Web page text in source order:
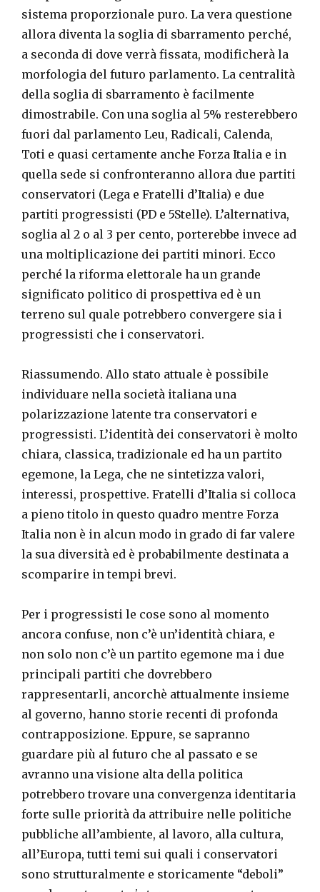
sistema proporzionale puro. La vera questione
allora diventa la soglia di sbarramento perché,
a seconda di dove verrà fissata, modificherà la
morfologia del futuro parlamento. La centralità
della soglia di sbarramento è facilmente
dimostrabile. Con una soglia al 5% resterebbero
fuori dal parlamento Leu, Radicali, Calenda,
Toti e quasi certamente anche Forza Italia e in
quella sede si confronteranno allora due partiti
conservatori (Lega e Fratelli d’Italia) e due
partiti progressisti (PD e 5Stelle). L’alternativa,
soglia al 2 o al 3 per cento, porterebbe invece ad
una moltiplicazione dei partiti minori. Ecco
perché la riforma elettorale ha un grande
significato politico di prospettiva ed è un
terreno sul quale potrebbero convergere sia i
progressisti che i conservatori.
Riassumendo. Allo stato attuale è possibile
individuare nella società italiana una
polarizzazione latente tra conservatori e
progressisti. L’identità dei conservatori è molto
chiara, classica, tradizionale ed ha un partito
egemone, la Lega, che ne sintetizza valori,
interessi, prospettive. Fratelli d’Italia si colloca
a pieno titolo in questo quadro mentre Forza
Italia non è in alcun modo in grado di far valere
la sua diversità ed è probabilmente destinata a
scomparire in tempi brevi.
Per i progressisti le cose sono al momento
ancora confuse, non c’è un’identità chiara, e
non solo non c’è un partito egemone ma i due
principali partiti che dovrebbero
rappresentarli, ancorchè attualmente insieme
al governo, hanno storie recenti di profonda
contrapposizione. Eppure, se sapranno
guardare più al futuro che al passato e se
avranno una visione alta della politica
potrebbero trovare una convergenza identitaria
forte sulle priorità da attribuire nelle politiche
pubbliche all’ambiente, al lavoro, alla cultura,
all’Europa, tutti temi sui quali i conservatori
sono strutturalmente e storicamente “deboli”